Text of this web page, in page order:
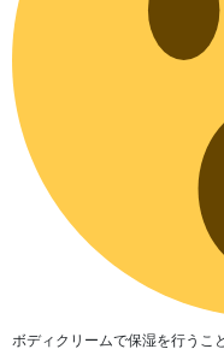
ボディクリームで保湿を行うこ